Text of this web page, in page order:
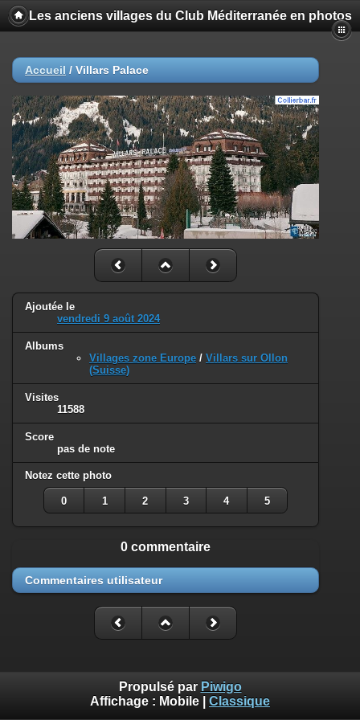
Les anciens villages du Club Méditerranée en photos
Accueil / Villars Palace
Ajoutée le
vendredi 9 août 2024
Albums
Villages zone Europe / Villars sur Ollon
(Suisse)
Visites
11588
Score
pas de note
Notez cette photo
0 1 2 3 4 5
0 commentaire
Commentaires utilisateur
Propulsé par Piwigo
Affichage : Mobile Classique